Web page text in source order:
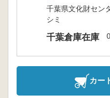
千葉県文化財セン
シミ
千葉倉庫在庫
カー